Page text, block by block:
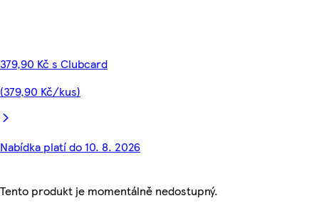
379,90 Kč s Clubcard
(379,90 Kč/kus)
Nabídka platí do 10. 8. 2026
Tento produkt je momentálně nedostupný.